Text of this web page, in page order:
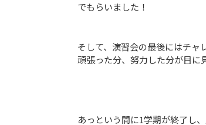
でもらいました！
そして、演習会の最後にはチャ
頑張った分、努力した分が目に
あっという間に1学期が終了し